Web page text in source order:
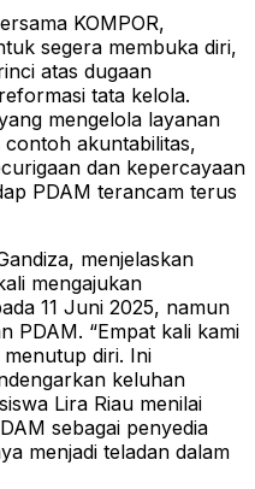
KOMPOR,
segera membuka diri,
atas dugaan
tata kelola.
mengelola layanan
akuntabilitas,
dan kepercayaan
PDAM terancam terus
menjelaskan
mengajukan
11 Juni 2025, namun
PDAM. “Empat kali kami
diri. Ini
keluhan
Lira Riau menilai
sebagai penyedia
menjadi teladan dalam